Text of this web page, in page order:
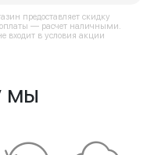
предоставляет скидку
— расчет наличными.
входит в условия акции
мы